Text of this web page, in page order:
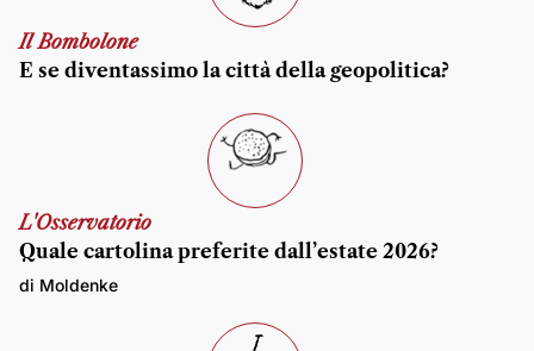
Il Bombolone
E se diventassimo la città della geopolitica?
L'Osservatorio
Quale cartolina preferite dall’estate 2026?
di Moldenke